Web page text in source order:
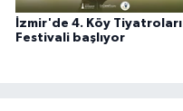
İzmir'de 4. Köy Tiyatroları
Festivali başlıyor